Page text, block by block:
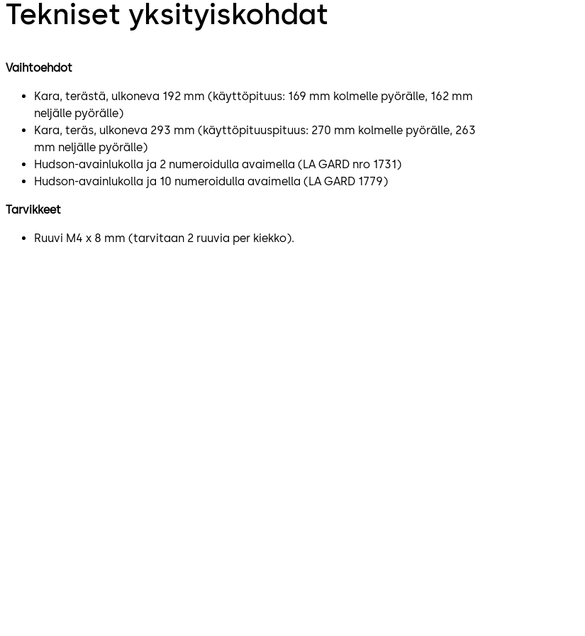
Tekniset yksityiskohdat
Vaihtoehdot
Kara, terästä, ulkoneva 192 mm (käyttöpituus: 169 mm kolmelle pyörälle, 162 mm
neljälle pyörälle)
Kara, teräs, ulkoneva 293 mm (käyttöpituuspituus: 270 mm kolmelle pyörälle, 263
mm neljälle pyörälle)
Hudson-avainlukolla ja 2 numeroidulla avaimella (LA GARD nro 1731)
Hudson-avainlukolla ja 10 numeroidulla avaimella (LA GARD 1779)
Tarvikkeet
Ruuvi M4 x 8 mm (tarvitaan 2 ruuvia per kiekko).